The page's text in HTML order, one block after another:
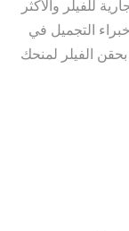
للفيلر والأكثر
التجميل في
الفيلر لمنحك